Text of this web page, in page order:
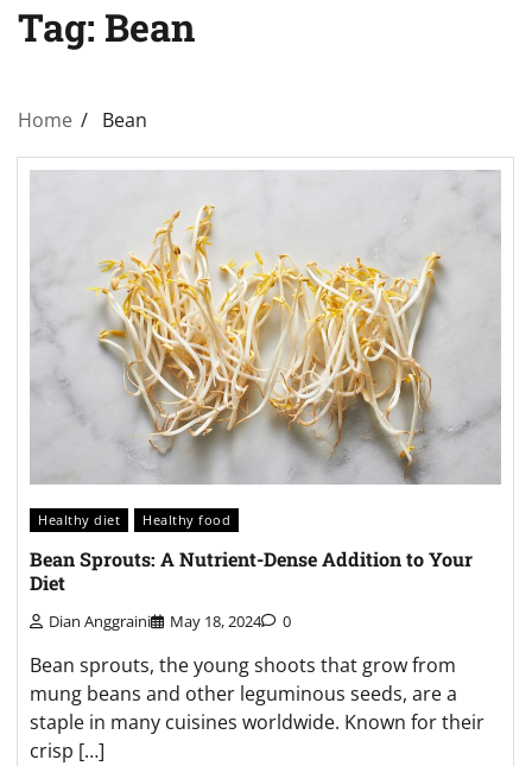
Tag: Bean
Home Bean
Healthy diet Healthy food
Bean Sprouts: A Nutrient-Dense Addition to Your
Diet
Dian Anggraini May 18, 2024 0
Bean sprouts, the young shoots that grow from
mung beans and other leguminous seeds, are a
staple in many cuisines worldwide. Known for their
crisp […]